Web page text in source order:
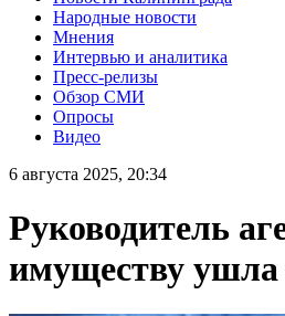
Народные новости
Мнения
Интервью и аналитика
Пресс-релизы
Обзор СМИ
Опросы
Видео
6 августа 2025, 20:34
Руководитель
имуществу ушла